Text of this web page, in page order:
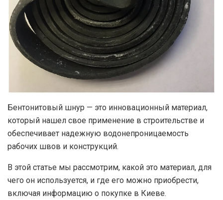
Бентонитовый шнур — это инновационный материал,
который нашел свое применение в строительстве и
обеспечивает надежную водонепроницаемость
рабочих швов и конструкций.
В этой статье мы рассмотрим, какой это материал, для
чего он используется, и где его можно приобрести,
включая информацию о покупке в Киеве.